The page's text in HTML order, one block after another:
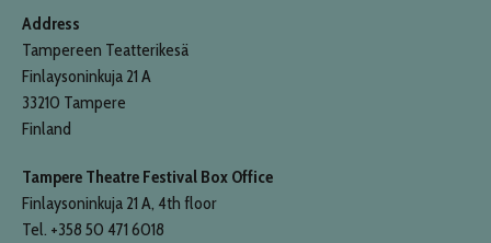
Address
Tampereen Teatterikesä
Finlaysoninkuja 21 A
33210 Tampere
Finland
Tampere Theatre Festival Box Office
Finlaysoninkuja 21 A, 4th floor
Tel. +358 50 471 6018